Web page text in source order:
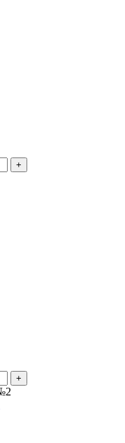
+
+